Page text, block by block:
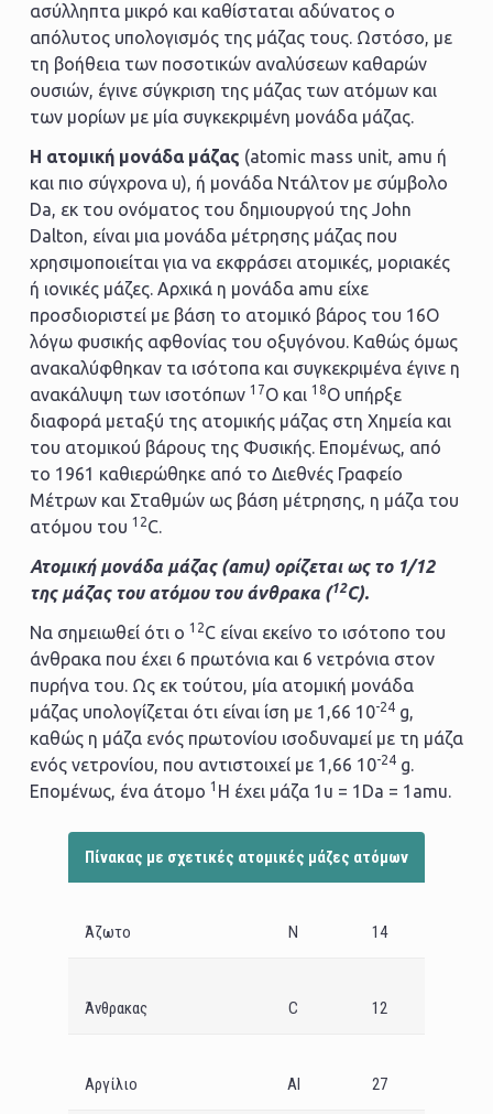
ασύλληπτα μικρό και καθίσταται αδύνατος ο
απόλυτος υπολογισμός της μάζας τους. Ωστόσο, με
τη βοήθεια των ποσοτικών αναλύσεων καθαρών
ουσιών, έγινε σύγκριση της μάζας των ατόμων και
των μορίων με μία συγκεκριμένη μονάδα μάζας.
Η ατομική μονάδα μάζας (atomic mass unit, amu ή
και πιο σύγχρονα u), ή μονάδα Ντάλτον με σύμβολο
Da, εκ του ονόματος του δημιουργού της John
Dalton, είναι μια μονάδα μέτρησης μάζας που
χρησιμοποιείται για να εκφράσει ατομικές, μοριακές
ή ιονικές μάζες. Αρχικά η μονάδα amu είχε
προσδιοριστεί με βάση το ατομικό βάρος του 16Ο
λόγω φυσικής αφθονίας του οξυγόνου. Καθώς όμως
ανακαλύφθηκαν τα ισότοπα και συγκεκριμένα έγινε η
ανακάλυψη των ισοτόπων 17Ο και 18Ο υπήρξε
διαφορά μεταξύ της ατομικής μάζας στη Χημεία και
του ατομικού βάρους της Φυσικής. Επομένως, από
το 1961 καθιερώθηκε από το Διεθνές Γραφείο
Μέτρων και Σταθμών ως βάση μέτρησης, η μάζα του
ατόμου του 12C.
Ατομική μονάδα μάζας (amu) ορίζεται ως το 1/12
της μάζας του ατόμου του άνθρακα (12C).
Να σημειωθεί ότι ο 12C είναι εκείνο το ισότοπο του
άνθρακα που έχει 6 πρωτόνια και 6 νετρόνια στον
πυρήνα του. Ως εκ τούτου, μία ατομική μονάδα
μάζας υπολογίζεται ότι είναι ίση με 1,66 10-24g,
καθώς η μάζα ενός πρωτονίου ισοδυναμεί με τη μάζα
ενός νετρονίου, που αντιστοιχεί με 1,66 10-24g.
Επομένως, ένα άτομο 1 Η έχει μάζα 1u = 1Da = 1amu.
Πίνακας με σχετικές ατομικές μάζες ατόμων
Άζωτο Ν 14
Άνθρακας C 12
Αργίλιο Al 27